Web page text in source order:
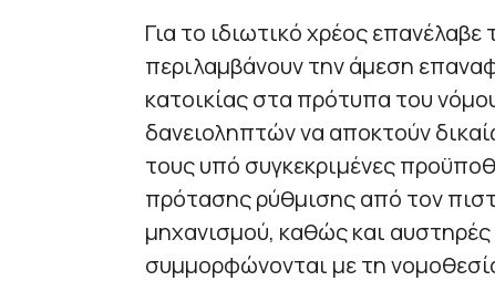
Για το ιδιωτικό χρέος
περιλαμβάνουν την άμεση
κατοικίας στα πρότυπα του
δανειοληπτών να αποκτούν
τους υπό συγκεκριμένες
πρότασης ρύθμισης από τον
μηχανισμού, καθώς και
συμμορφώνονται με τη